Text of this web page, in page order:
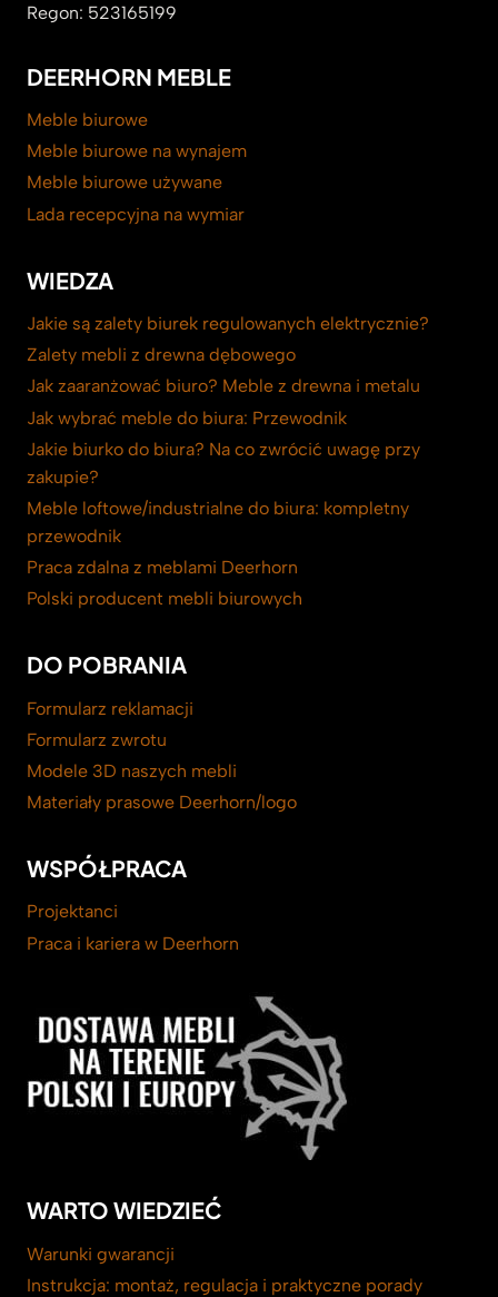
Regon: 523165199
DEERHORN MEBLE
Meble biurowe
Meble biurowe na wynajem
Meble biurowe używane
Lada recepcyjna na wymiar
WIEDZA
Jakie są zalety biurek regulowanych elektrycznie?
Zalety mebli z drewna dębowego
Jak zaaranżować biuro? Meble z drewna i metalu
Jak wybrać meble do biura: Przewodnik
Jakie biurko do biura? Na co zwrócić uwagę przy
zakupie?
Meble loftowe/industrialne do biura: kompletny
przewodnik
Praca zdalna z meblami Deerhorn
Polski producent mebli biurowych
DO POBRANIA
Formularz reklamacji
Formularz zwrotu
Modele 3D naszych mebli
Materiały prasowe Deerhorn/logo
WSPÓŁPRACA
Projektanci
Praca i kariera w Deerhorn
WARTO WIEDZIEĆ
Warunki gwarancji
Instrukcja: montaż, regulacja i praktyczne porady